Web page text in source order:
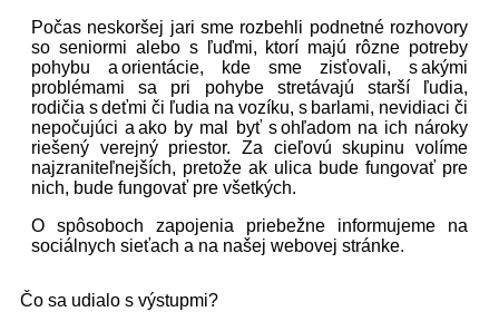
Počas neskoršej jari sme rozbehli podnetné rozhovory
so seniormi alebo s ľuďmi, ktorí majú rôzne potreby
pohybu a orientácie, kde sme zisťovali, s akými
problémami sa pri pohybe stretávajú starší ľudia,
rodičia s deťmi či ľudia na vozíku, s barlami, nevidiaci či
nepočujúci a ako by mal byť s ohľadom na ich nároky
riešený verejný priestor. Za cieľovú skupinu volíme
najzraniteľnejších, pretože ak ulica bude fungovať pre
nich, bude fungovať pre všetkých.
O spôsoboch zapojenia priebežne informujeme na
sociálnych sieťach a na našej webovej stránke.
Čo sa udialo s výstupmi?